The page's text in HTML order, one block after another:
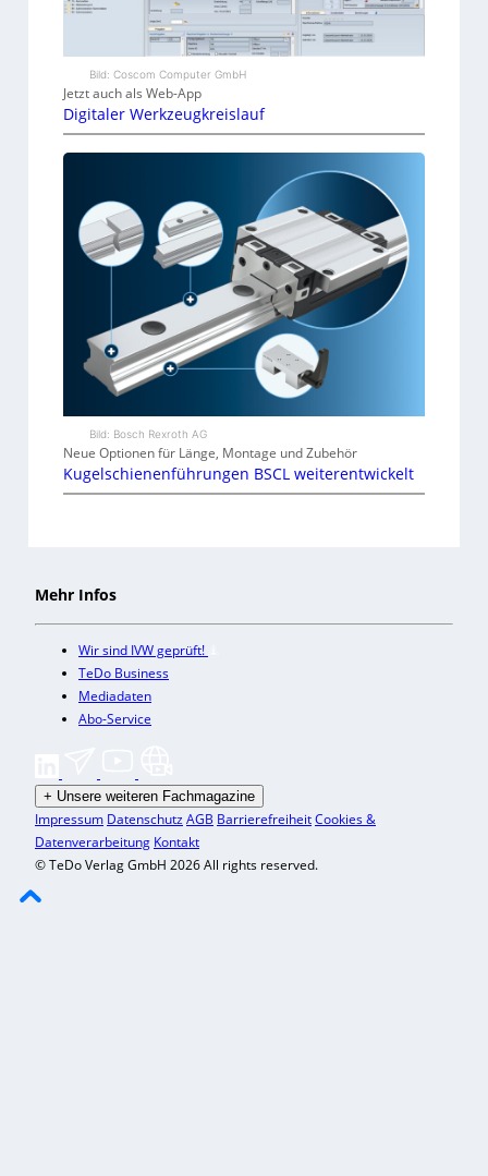
Bild: Coscom Computer GmbH
Jetzt auch als Web-App
Digitaler Werkzeugkreislauf
Bild: Bosch Rexroth AG
Neue Optionen für Länge, Montage und Zubehör
Kugelschienenführungen BSCL weiterentwickelt
Mehr Infos
Wir sind IVW geprüft!
TeDo Business
Mediadaten
Abo-Service
+ Unsere weiteren Fachmagazine
Impressum DatenschutzAGB BarrierefreiheitCookies &
Datenverarbeitung Kontakt
© TeDo Verlag GmbH 2026 All rights reserved.